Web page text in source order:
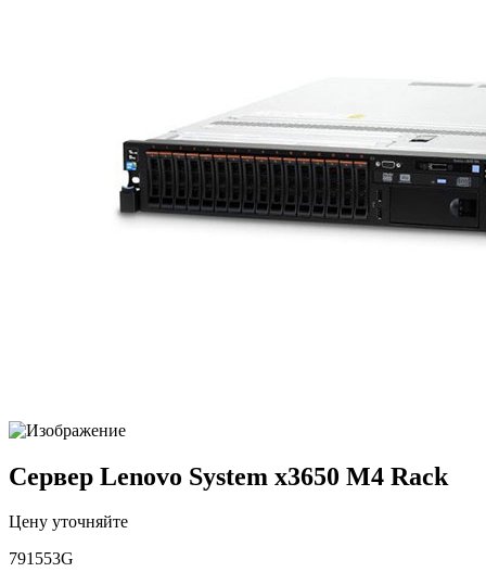
Сервер Lenovo System x3650 M4 Rack
Цену уточняйте
791553G